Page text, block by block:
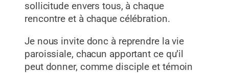
sollicitude envers tous, à chaque
rencontre et à chaque célébration.
Je nous invite donc à reprendre la vie
paroissiale, chacun apportant ce qu’il
peut donner, comme disciple et témoin